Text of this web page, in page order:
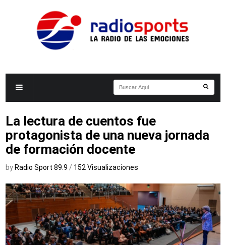
La lectura de cuentos fue
protagonista de una nueva jornada
de formación docente
by Radio Sport 89.9 / 152 Visualizaciones